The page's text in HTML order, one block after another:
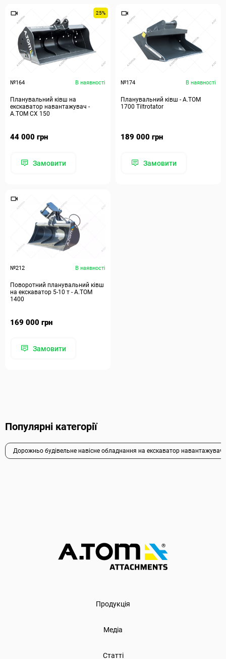
25%
№164 В наявності
Планувальний ківш на
екскаватор навантажувач -
А.ТОМ СХ 150
44 000 грн
Замовити
№174 В наявності
Планувальний ківш - A.TOM
1700 Tiltrotator
189 000 грн
Замовити
№212 В наявності
Поворотний планувальний ківш
на екскаватор 5-10 т - А.ТОМ
1400
169 000 грн
Замовити
Популярні категорії
Дорожньо будівельне навісне обладнання на екскаватор навантажувач
Продукція
Медіа
Статті